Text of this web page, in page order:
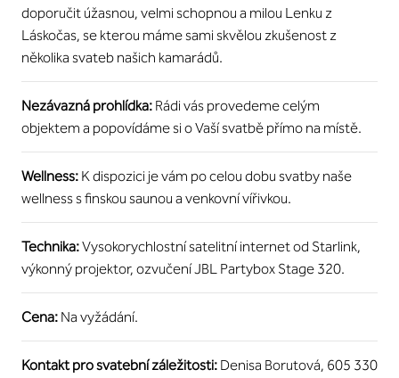
doporučit úžasnou, velmi schopnou a milou Lenku z
Láskočas, se kterou máme sami skvělou zkušenost z
několika svateb našich kamarádů.
Nezávazná prohlídka: Rádi vás provedeme celým
objektem a popovídáme si o Vaší svatbě přímo na místě.
Wellness: K dispozici je vám po celou dobu svatby naše
wellness s finskou saunou a venkovní vířivkou.
Technika:Vysokorychlostní satelitní internet od Starlink,
výkonný projektor, ozvučení JBL Partybox Stage 320.
Cena: Na vyžádání.
Kontakt pro svatební záležitosti: Denisa Borutová, 605 330